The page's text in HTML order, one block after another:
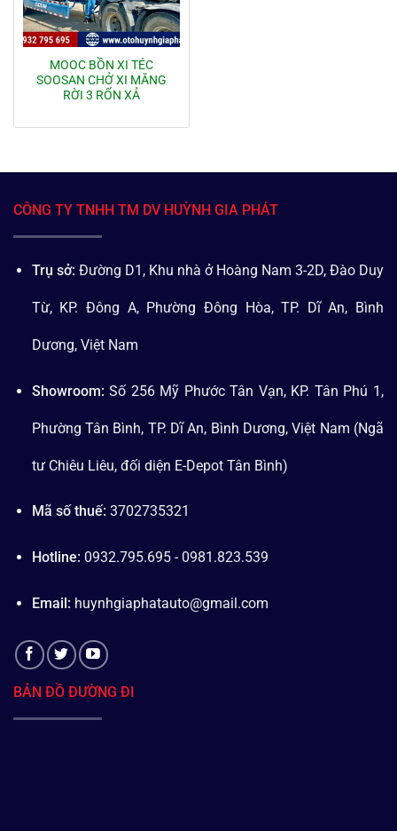
MOOC BỒN XI TÉC
SOOSAN CHỞ XI MĂNG
RỜI 3 RỐN XẢ
CÔNG TY TNHH TM DV HUỲNH GIA PHÁT
Trụ sở: Đường D1, Khu nhà ở Hoàng Nam 3-2D, Đào Duy
Từ, KP. Đông A, Phường Đông Hòa, TP. Dĩ An, Bình
Dương, Việt Nam
Showroom: Số 256 Mỹ Phước Tân Vạn, KP. Tân Phú 1,
Phường Tân Bình, TP. Dĩ An, Bình Dương, Việt Nam (Ngã
tư Chiêu Liêu, đối diện E-Depot Tân Bình)
Mã số thuế: 3702735321
Hotline: 0932.795.695 - 0981.823.539
Email: huynhgiaphatauto@gmail.com
BẢN ĐỒ ĐƯỜNG ĐI